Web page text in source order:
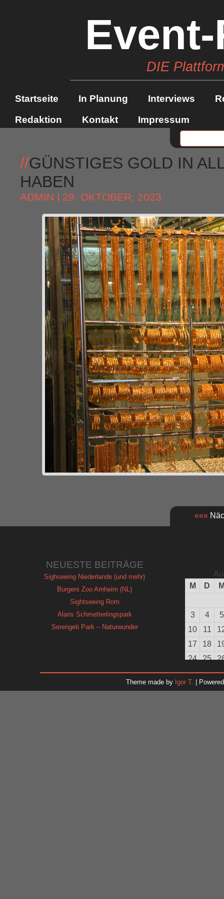
DIE
Startseite In Planung Interviews
Redaktion
Kontakt Impressum
//GÜNSTIGES GOLD IN
HABEN
ADMIN | 29. OKTOBER, 2023
«««
NEUESTE BEITRÄGE
Sighseeing Niederlande (und mehr)
Burgers Zoo Arnheim (NL)
Sightseeing Rom
Alaris Schmetterlingspark
Serengeti Park – Naturwunder
M
D
3 4
5
10
11
17
18
24
25
31
Theme made by Igor T. |